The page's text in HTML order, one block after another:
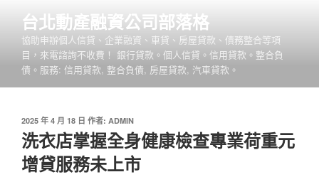
台北動產融資公司部落格
協助申辦個人信貸、企業融資、車貸、房屋貸款、債務整合等項
目，來電諮詢不收費！ 銀行貸款。個人信貸。信用貸款。整合負
債。服務: 信用貸款, 整合負債, 房屋貸款, 汽車貸款。
發
佈
於
2025 年 4 月 18 日 作者: ADMIN
洗衣店掌握全身健康檢查專業荷重元
增貸服務未上市